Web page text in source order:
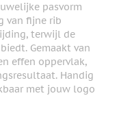
pasvorm
van fijne rib
terwijl de
Gemaakt van
effen oppervlak,
Handig
met jouw logo